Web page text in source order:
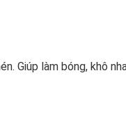
Giúp làm bóng, khô